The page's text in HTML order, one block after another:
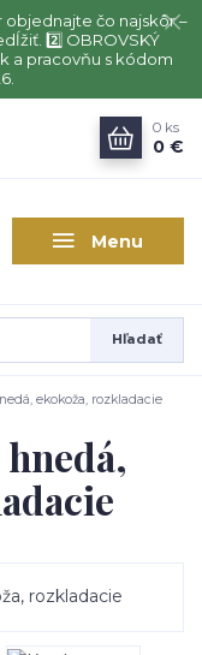
čo najskôr –
2️⃣ OBROVSKÝ
a pracovňu s kódom
Menu
Hľadať
0 ks
0 €
ekokoža, rozkladacie